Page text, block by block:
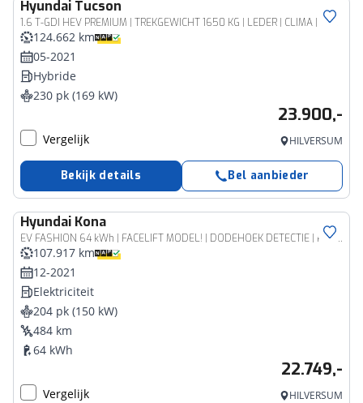
Hyundai Tucson
1.6 T-GDI HEV PREMIUM | TREKGEWICHT 1650 KG | LEDER | CLIMA | CRUISE | 360 CAMERA | NAVI | 19'' LM VELGEN | STOEL- & STUURVERWARMING | PRIVACY GLASS |
124.662 km
05-2021
Hybride
230 pk (169 kW)
23.900,-
Vergelijk HILVERSUM
Bekijk details Bel aanbieder
Hyundai Kona
EV FASHION 64 kWh | FACELIFT MODEL! | DODEHOEK DETECTIE | PDC | 3 FASE | WARMTEPOMP | CAMERA | CLIMA | CRUISE ADAPT. | NAVI | PRIVACY GLASS | DAKRAILING | APPLE CAR PLAY & ADROID AUTO |
107.917 km
12-2021
Elektriciteit
204 pk (150 kW)
484 km
64 kWh
22.749,-
Vergelijk HILVERSUM